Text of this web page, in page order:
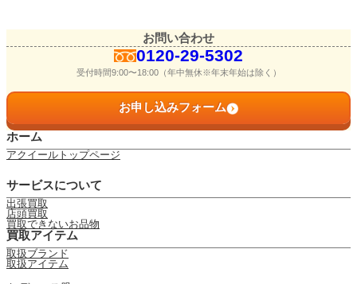
お問い合わせ
0120-29-5302
受付時間9:00〜18:00（年中無休※年末年始は除く）
お申し込みフォーム
ホーム
アクイールトップページ
サービスについて
出張買取
店頭買取
買取できないお品物
買取アイテム
取扱ブランド
取扱アイテム